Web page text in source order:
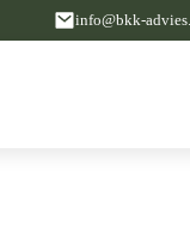
info@bkk-